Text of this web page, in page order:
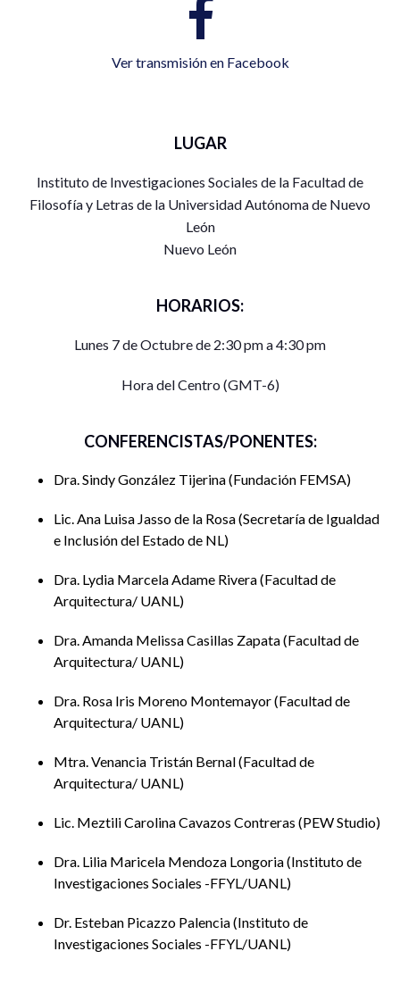
Ver transmisión en Facebook
LUGAR
Instituto de Investigaciones Sociales de la Facultad de
Filosofía y Letras de la Universidad Autónoma de Nuevo
León
Nuevo León
HORARIOS:
Lunes 7 de Octubre de 2:30 pm a 4:30 pm
Hora del Centro (GMT-6)
CONFERENCISTAS/PONENTES:
Dra. Sindy González Tijerina Fundación FEMSA
Lic. Ana Luisa Jasso de la Rosa Secretaría de Igualdad
e Inclusión del Estado de NL
Dra. Lydia Marcela Adame Rivera Facultad de
Arquitectura/ UANL
Dra. Amanda Melissa Casillas Zapata Facultad de
Arquitectura/ UANL
Dra. Rosa Iris Moreno Montemayor Facultad de
Arquitectura/ UANL
Mtra. Venancia Tristán Bernal Facultad de
Arquitectura/ UANL
Lic. Meztili Carolina Cavazos Contreras PEW Studio
Dra. Lilia Maricela Mendoza Longoria Instituto de
Investigaciones Sociales -FFYL/UANL
Dr. Esteban Picazzo Palencia Instituto de
Investigaciones Sociales -FFYL/UANL